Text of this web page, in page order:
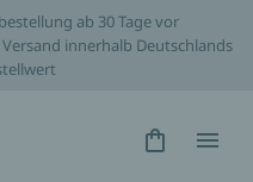
ab 30 Tage vor
innerhalb Deutschlands
Hidden